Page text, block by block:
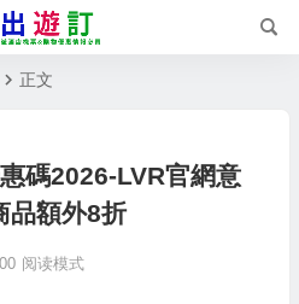
正文
碼2026-LVR官網意
品額外8折
阅读模式